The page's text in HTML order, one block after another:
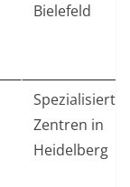
Bielefeld
Spezialisierte
Zentren in
Heidelberg